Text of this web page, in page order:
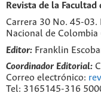
Revista de la Facultad
Carrera 30 No. 45-03.
Nacional de
Editor: Franklin
Coordinador Editorial:
Correo electrónico:
Tel: 3165145-316